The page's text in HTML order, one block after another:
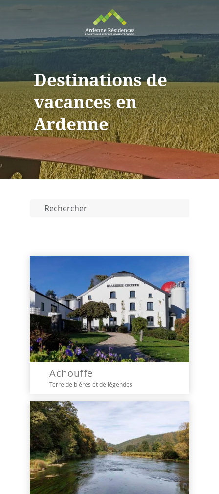
Destinations de
vacances en
Ardenne
Achouffe
Terre de bières et de légendes